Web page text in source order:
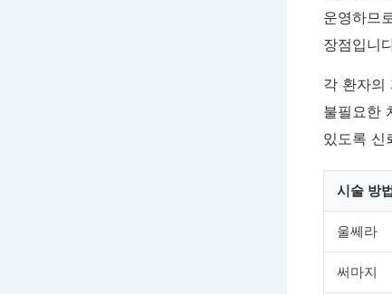
운영하므
장점입니
각 환자의
불필요한
있도록 신
시술 방
울쎄라
써마지